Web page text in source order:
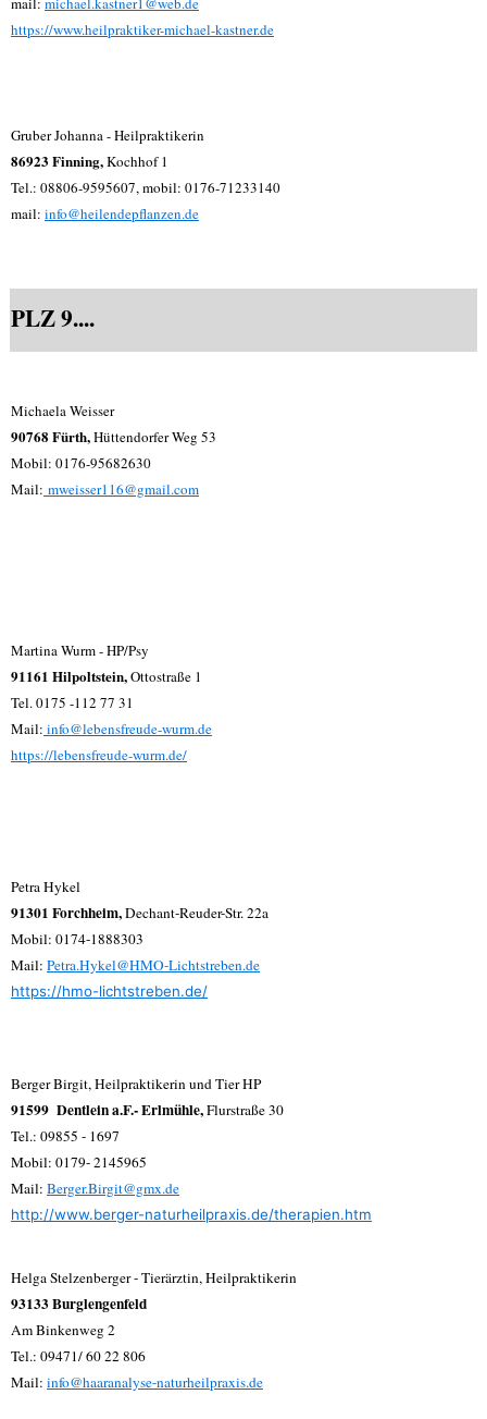
https://www.heilpraktiker-michael-kastner.de
Gruber Johanna - Heilpraktikerin
86923 Finning,Kochhof 1
Tel.: 08806-9595607, mobil: 0176-71233140
mail: info@heilendepflanzen.de
PLZ 9....
Michaela Weisser
90768 Fürth,Hüttendorfer Weg 53
Mobil: 0176-95682630
Mail: mweisser116@gmail.com
Martina Wurm - HP/Psy
91161 Hilpoltstein,Ottostraße 1
Tel. 0175 -112 77 31
Mail: info@lebensfreude-wurm.de
https://lebensfreude-wurm.de/
Petra Hykel
91301 Forchheim,Dechant-Reuder-Str. 22a
Mobil: 0174-1888303
Mail: Petra.Hykel@HMO-Lichtstreben.de
https://hmo-lichtstreben.de/
Berger Birgit, Heilpraktikerin und Tier HP
91599 Dentlein a.F.- Erlmühle,Flurstraße 30
Tel.: 09855 - 1697
Mobil: 0179- 2145965
Mail: Berger.Birgit@gmx.de
http://www.berger-naturheilpraxis.de/therapien.htm
Helga Stelzenberger - Tierärztin, Heilpraktikerin
93133 Burglengenfeld
Am Binkenweg 2
Tel.: 09471/ 60 22 806
Mail: info@haaranalyse-naturheilpraxis.de